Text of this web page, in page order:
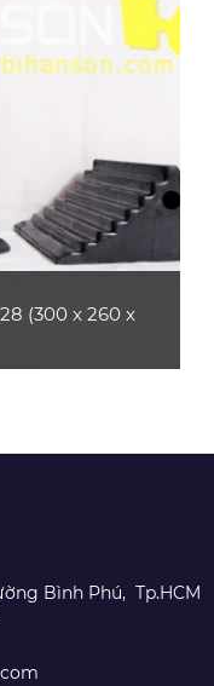
(300 x 260 x
Bình Phú, Tp.HCM